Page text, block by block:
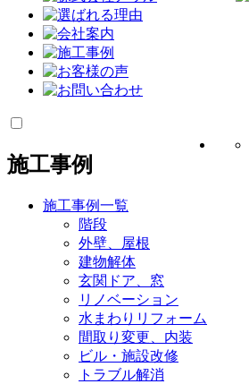
施工事例
施工事例一覧
階段
外壁、屋根
建物解体
玄関ドア、窓
リノベーション
水まわりリフォーム
間取り変更、内装
ビル・施設改修
トラブル解消